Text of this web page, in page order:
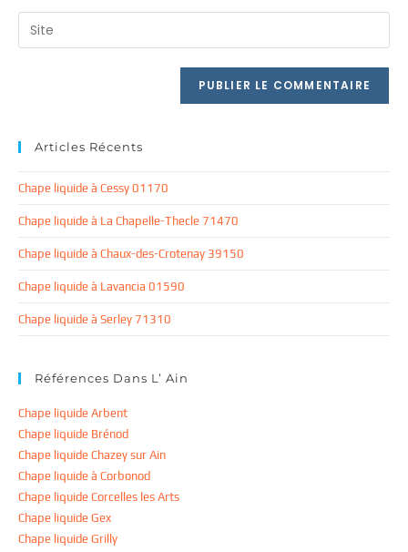
to
comment
email
address
Saisir
l’URL
Articles Récents
Chape liquide à Cessy 01170
Chape liquide à La Chapelle-Thecle 71470
Chape liquide à Chaux-des-Crotenay 39150
Chape liquide à Lavancia 01590
Chape liquide à Serley 71310
Références Dans L’ Ain
Chape liquide Arbent
Chape liquide Brénod
Chape liquide Chazey sur Ain
Chape liquide à Corbonod
Chape liquide Corcelles les Arts
Chape liquide Gex
Chape liquide Grilly